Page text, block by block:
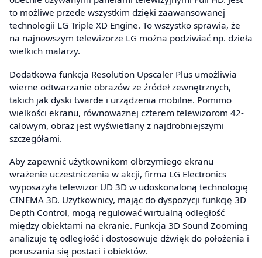
to możliwe przede wszystkim dzięki zaawansowanej
technologii LG Triple XD Engine. To wszystko sprawia, że
na najnowszym telewizorze LG można podziwiać np. dzieła
wielkich malarzy.
Dodatkowa funkcja Resolution Upscaler Plus umożliwia
wierne odtwarzanie obrazów ze źródeł zewnętrznych,
takich jak dyski twarde i urządzenia mobilne. Pomimo
wielkości ekranu, równoważnej czterem telewizorom 42-
calowym, obraz jest wyświetlany z najdrobniejszymi
szczegółami.
Aby zapewnić użytkownikom olbrzymiego ekranu
wrażenie uczestniczenia w akcji, firma LG Electronics
wyposażyła telewizor UD 3D w udoskonaloną technologię
CINEMA 3D. Użytkownicy, mając do dyspozycji funkcję 3D
Depth Control, mogą regulować wirtualną odległość
między obiektami na ekranie. Funkcja 3D Sound Zooming
analizuje tę odległość i dostosowuje dźwięk do położenia i
poruszania się postaci i obiektów.